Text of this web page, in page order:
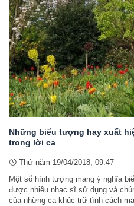
Những biểu tượng hay xuất
trong lời ca
Thứ năm 19/04/2018, 09:47
Một số hình tượng mang ý nghĩa
được nhiều nhạc sĩ sử dụng và
của những ca khúc trữ tình cách